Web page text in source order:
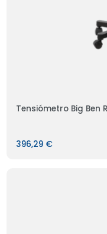
Tensiómetro Big Ben
396,29 €